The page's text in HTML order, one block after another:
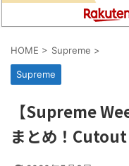
HOME > Supreme >
Supreme
【Supreme
まとめ！